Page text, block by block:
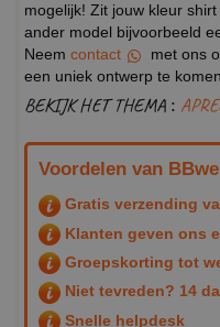
mogelijk! Zit jouw kleur
ander model bijvoorbeeld
Neem contact
met ons
een uniek ontwerp te komen
BEKIJK HET THEMA :
Voordelen van
Gratis verzending
Klanten geven ons
Groepskorting tot
Niet tevreden? 14
Snelle helpdesk